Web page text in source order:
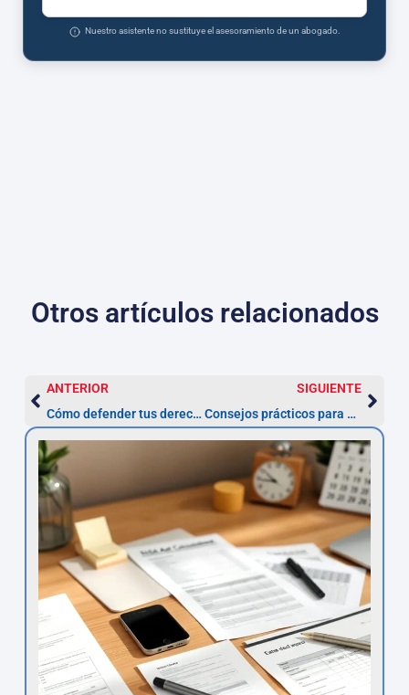
Nuestro asistente no sustituye el asesoramiento de un abogado.
Otros artículos relacionados
ANTERIOR
Cómo defender tus derechos ante sanciones ilegales de la ZBE en Madrid
SIGUIENTE
Consejos prácticos para gestionar tu reclamación de multa ZBE